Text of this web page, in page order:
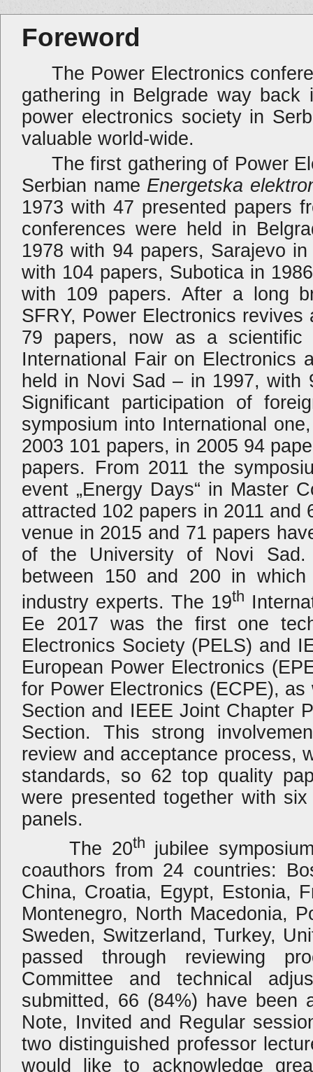
Foreword
The Power Electronics
gathering in Belgrade way
power electronics society in
valuable world-wide.
The first gathering of Power
Serbian name Energetska
1973 with 47 presented papers
conferences were held in
1978 with 94 papers, Sarajevo
with 104 papers, Subotica in
with 109 papers. After a long
SFRY, Power Electronics
79 papers, now as a
International Fair on Electronics
held in Novi Sad – in 1997, with
Significant participation of
symposium into International
2003 101 papers, in 2005 94
papers. From 2011 the
event „Energy Days“ in Master
attracted 102 papers in 2011 and
venue in 2015 and 71 papers
of the University of Novi Sad.
between 150 and 200 in
industry experts. The 19th
Ee 2017 was the first one
Electronics Society (PELS) and
European Power Electronics
for Power Electronics (ECPE),
Section and IEEE Joint Chapter
Section. This strong
review and acceptance process,
standards, so 62 top quality
were presented together with
panels.
The 20th jubilee
coauthors from 24 countries:
China, Croatia, Egypt, Estonia,
Montenegro, North Macedonia,
Sweden, Switzerland, Turkey,
passed through reviewing
Committee and technical
submitted, 66 (84%) have been
Note, Invited and Regular
two distinguished professor
would like to acknowledge